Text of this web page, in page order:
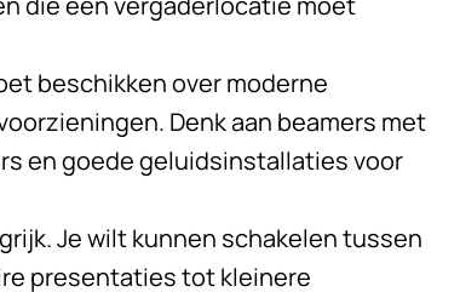
beschikken over moderne
Denk aan beamers met
en goede geluidsinstallaties voor
Je wilt kunnen schakelen tussen
presentaties tot kleinere